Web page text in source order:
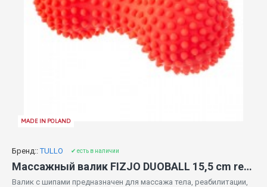
MADE IN POLAND
Бренд:: TULLO ✔ есть в наличии
Массажный валик FIZJO DUOBALL 15,5 cm red (864)
Валик с шипами предназначен для массажа тела, реабилитации,